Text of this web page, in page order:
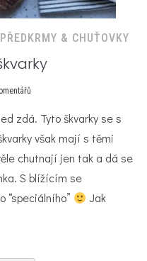
& CHUŤOVKY
zdá. ⁠Tyto škvarky se s
však mají s těmi
chutnají jen tak a dá se
S blížícím se
“speciálního”
Jak